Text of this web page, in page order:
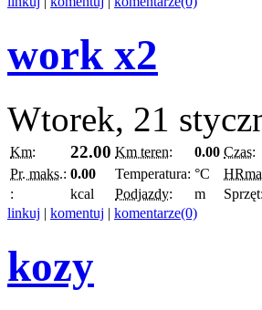
work x2
Wtorek, 21
Km: 22.00 Km teren: 0.00 Czas:
Pr. maks.: 0.00 Temperatura: °C
:
kcal Podjazdy: m Sprzęt:
linkuj | komentuj | komentarze(0)
kozy